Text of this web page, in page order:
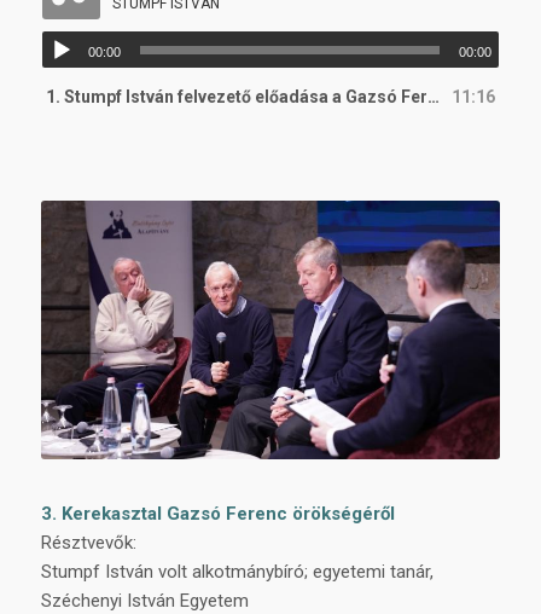
STUMPF ISTVÁN
Audió
lejátszó
00:00 00:00
1. Stumpf István felvezető előadása a Gazsó Ferenc 90 konferencián 11:16
3. Kerekasztal Gazsó Ferenc örökségéről
Résztvevők:
Stumpf István volt alkotmánybíró; egyetemi tanár,
Széchenyi István Egyetem